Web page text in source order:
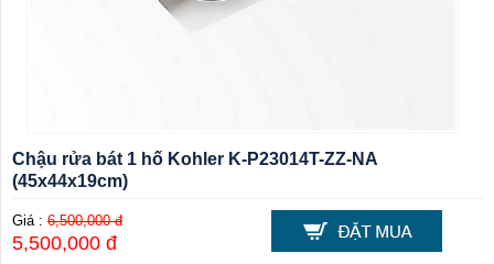
Chậu rửa bát 1 hố Kohler K-P23014T-ZZ-NA
(45x44x19cm)
Giá : 6,500,000 đ
5,500,000 đ